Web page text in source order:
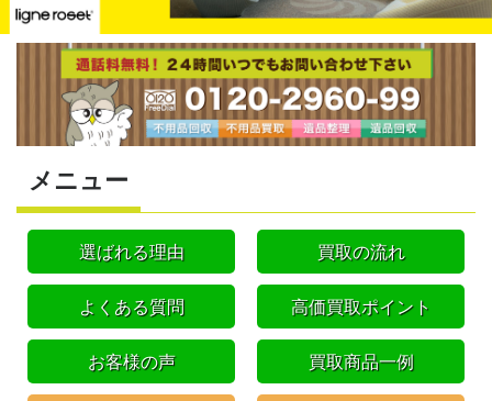
メニュー
選ばれる理由 買取の流れ
よくある質問 高価買取ポイント
お客様の声 買取商品一例